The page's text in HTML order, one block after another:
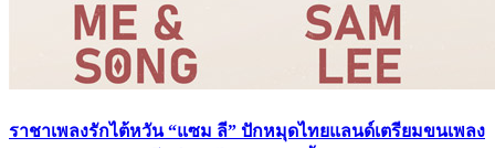
ราชาเพลงรักไต้หวัน “แซม ลี” ปักหมุดไทยแลนด์เตรียมขนเพลง